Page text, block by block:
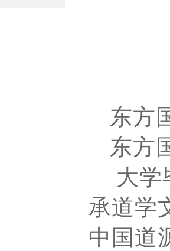
东方
东方
大学
承道学
中国道